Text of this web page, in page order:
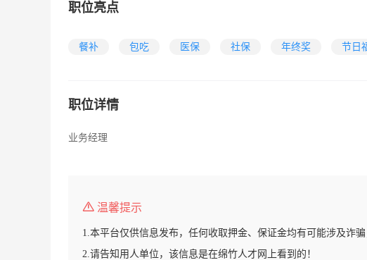
职位亮点
餐补 包吃 医保 社保 年终奖 节日
职位详情
业务经理
温馨提示
1.本平台仅供信息发布，任何收取押金、保证金均有可能涉及诈骗
2.请告知用人单位，该信息是在绵竹人才网上看到的！